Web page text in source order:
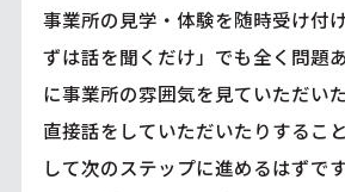
事業所の見学・体験を随時受け付
ずは話を聞くだけ」でも全く問題
に事業所の雰囲気を見ていただい
直接話をしていただいたりするこ
して次のステップに進めるはずで